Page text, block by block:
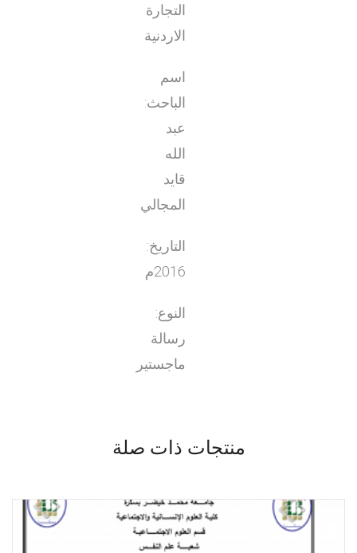
التجارة
الاردنية
اسم
الباحث:
عبد
الله
قايد
المجالي
التاريخ:
2016م
النوع:
رسالة
ماجستير
منتجات ذات صلة